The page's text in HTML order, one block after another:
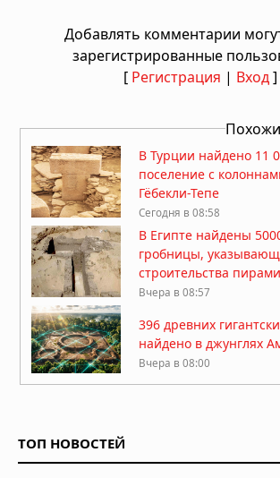
Добавлять комментарии
зарегистрированные
[ Регистрация | Вход]
В Турции найдено 11
поселение с
Гёбекли-Тепе
Сегодня в 08:58
В Египте найдены
гробницы,
строительства
Вчера в 08:57
396 древних
найдено в джунглях
Вчера в 08:00
ТОП НОВОСТЕЙ